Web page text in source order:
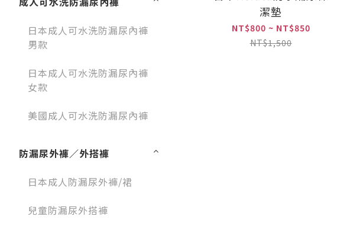
日本成人可水洗防漏尿內褲
男款
日本成人可水洗防漏尿內褲
女款
美國成人可水洗防漏尿內褲
防漏尿外褲／外搭褲
日本成人防漏尿外褲/裙
兒童防漏尿外搭褲
潔墊
NT$800 ~ NT$850
NT$1,500